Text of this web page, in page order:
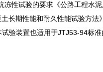
性试验的要求《公路工程水
长期性能和耐久性能试验方法
验装置也适用于JTJ53-94标